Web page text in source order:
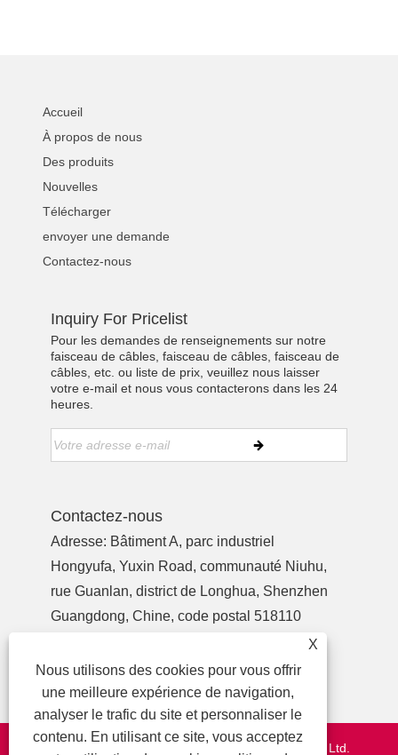
Accueil
À propos de nous
Des produits
Nouvelles
Télécharger
envoyer une demande
Contactez-nous
Inquiry For Pricelist
Pour les demandes de renseignements sur notre
faisceau de câbles, faisceau de câbles, faisceau de
câbles, etc. ou liste de prix, veuillez nous laisser
votre e-mail et nous vous contacterons dans les 24
heures.
Contactez-nous
Adresse: Bâtiment A, parc industriel
Hongyufa, Yuxin Road, communauté Niuhu,
rue Guanlan, district de Longhua, Shenzhen
Guangdong, Chine, code postal 518110
Téléphone:+86-13713718026
E-mail:wzl@szydr.com
Copyright © 2021 Shenzhen YDR Connector Co., Ltd.
X
Nous utilisons des cookies pour vous offrir
une meilleure expérience de navigation,
analyser le trafic du site et personnaliser le
contenu. En utilisant ce site, vous acceptez